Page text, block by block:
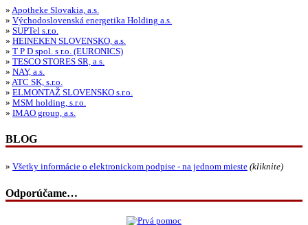
» Apotheke Slovakia, a.s.
» Východoslovenská energetika Holding a.s.
» SUPTel s.r.o.
» HEINEKEN SLOVENSKO, a.s.
» T P D spol. s r.o. (EURONICS)
» TESCO STORES SR, a.s.
» NAY, a.s.
» ATC SK, s.r.o.
» ELMONTAŽ SLOVENSKO s.r.o.
» MSM holding, s.r.o.
» IMAO group, a.s.
BLOG
» Všetky informácie o elektronickom podpise - na jednom mieste (kliknite)
Odporúčame…